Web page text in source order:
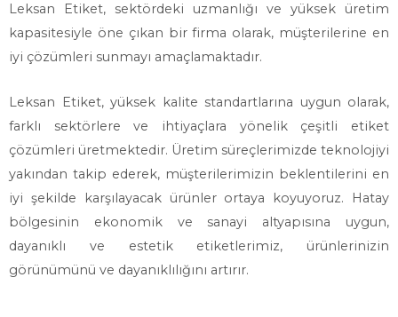
Leksan Etiket, sektördeki uzmanlığı ve yüksek üretim
kapasitesiyle öne çıkan bir firma olarak, müşterilerine en
iyi çözümleri sunmayı amaçlamaktadır.
Leksan Etiket, yüksek kalite standartlarına uygun olarak,
farklı sektörlere ve ihtiyaçlara yönelik çeşitli etiket
çözümleri üretmektedir. Üretim süreçlerimizde teknolojiyi
yakından takip ederek, müşterilerimizin beklentilerini en
iyi şekilde karşılayacak ürünler ortaya koyuyoruz. Hatay
bölgesinin ekonomik ve sanayi altyapısına uygun,
dayanıklı ve estetik etiketlerimiz, ürünlerinizin
görünümünü ve dayanıklılığını artırır.